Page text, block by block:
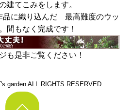
建てこみをします。
品に織り込んだ 最高難度のウッ
間もなく完成です！
も是非ご覧ください！
garden ALL RIGHTS RESERVED.